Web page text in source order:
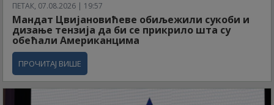
ПЕТАК, 07.08.2026 | 19:57
Мандат Цвијановићеве обиљежили сукоби и
дизање тензија да би се прикрило шта су
обећали Американцима
ПРОЧИТАЈ ВИШЕ